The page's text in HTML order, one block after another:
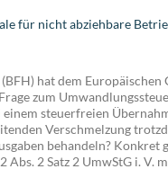
für nicht abziehbare
hat dem Europäischen
zum
steuerfreien
Verschmelzung
behandeln? Konkret
2 Satz 2 UmwStG i. V.